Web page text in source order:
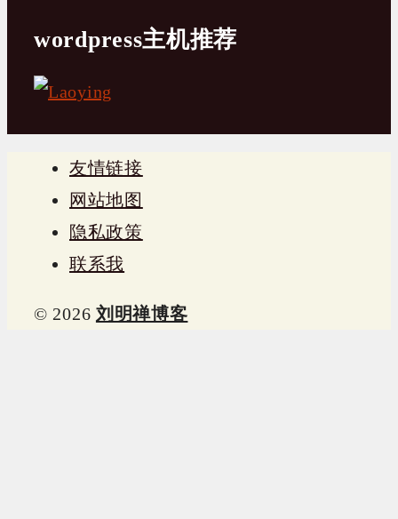
wordpress主机推荐
友情链接
网站地图
隐私政策
联系我
© 2026 刘明禅博客